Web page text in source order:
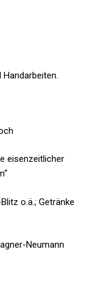
eisenzeitlicher
o.ä.; Getränke
Neumann